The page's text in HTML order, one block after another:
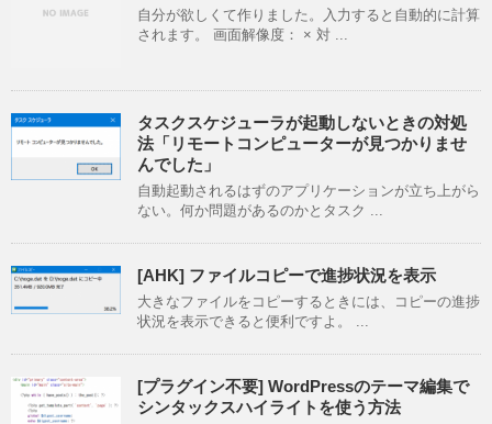
自分が欲しくて作りました。入力すると自動的に計算
されます。 画面解像度： × 対 ...
タスクスケジューラが起動しないときの対処
法「リモートコンピューターが見つかりませ
んでした」
自動起動されるはずのアプリケーションが立ち上がら
ない。何か問題があるのかとタスク ...
[AHK] ファイルコピーで進捗状況を表示
大きなファイルをコピーするときには、コピーの進捗
状況を表示できると便利ですよ。 ...
[プラグイン不要] WordPressのテーマ編集で
シンタックスハイライトを使う方法